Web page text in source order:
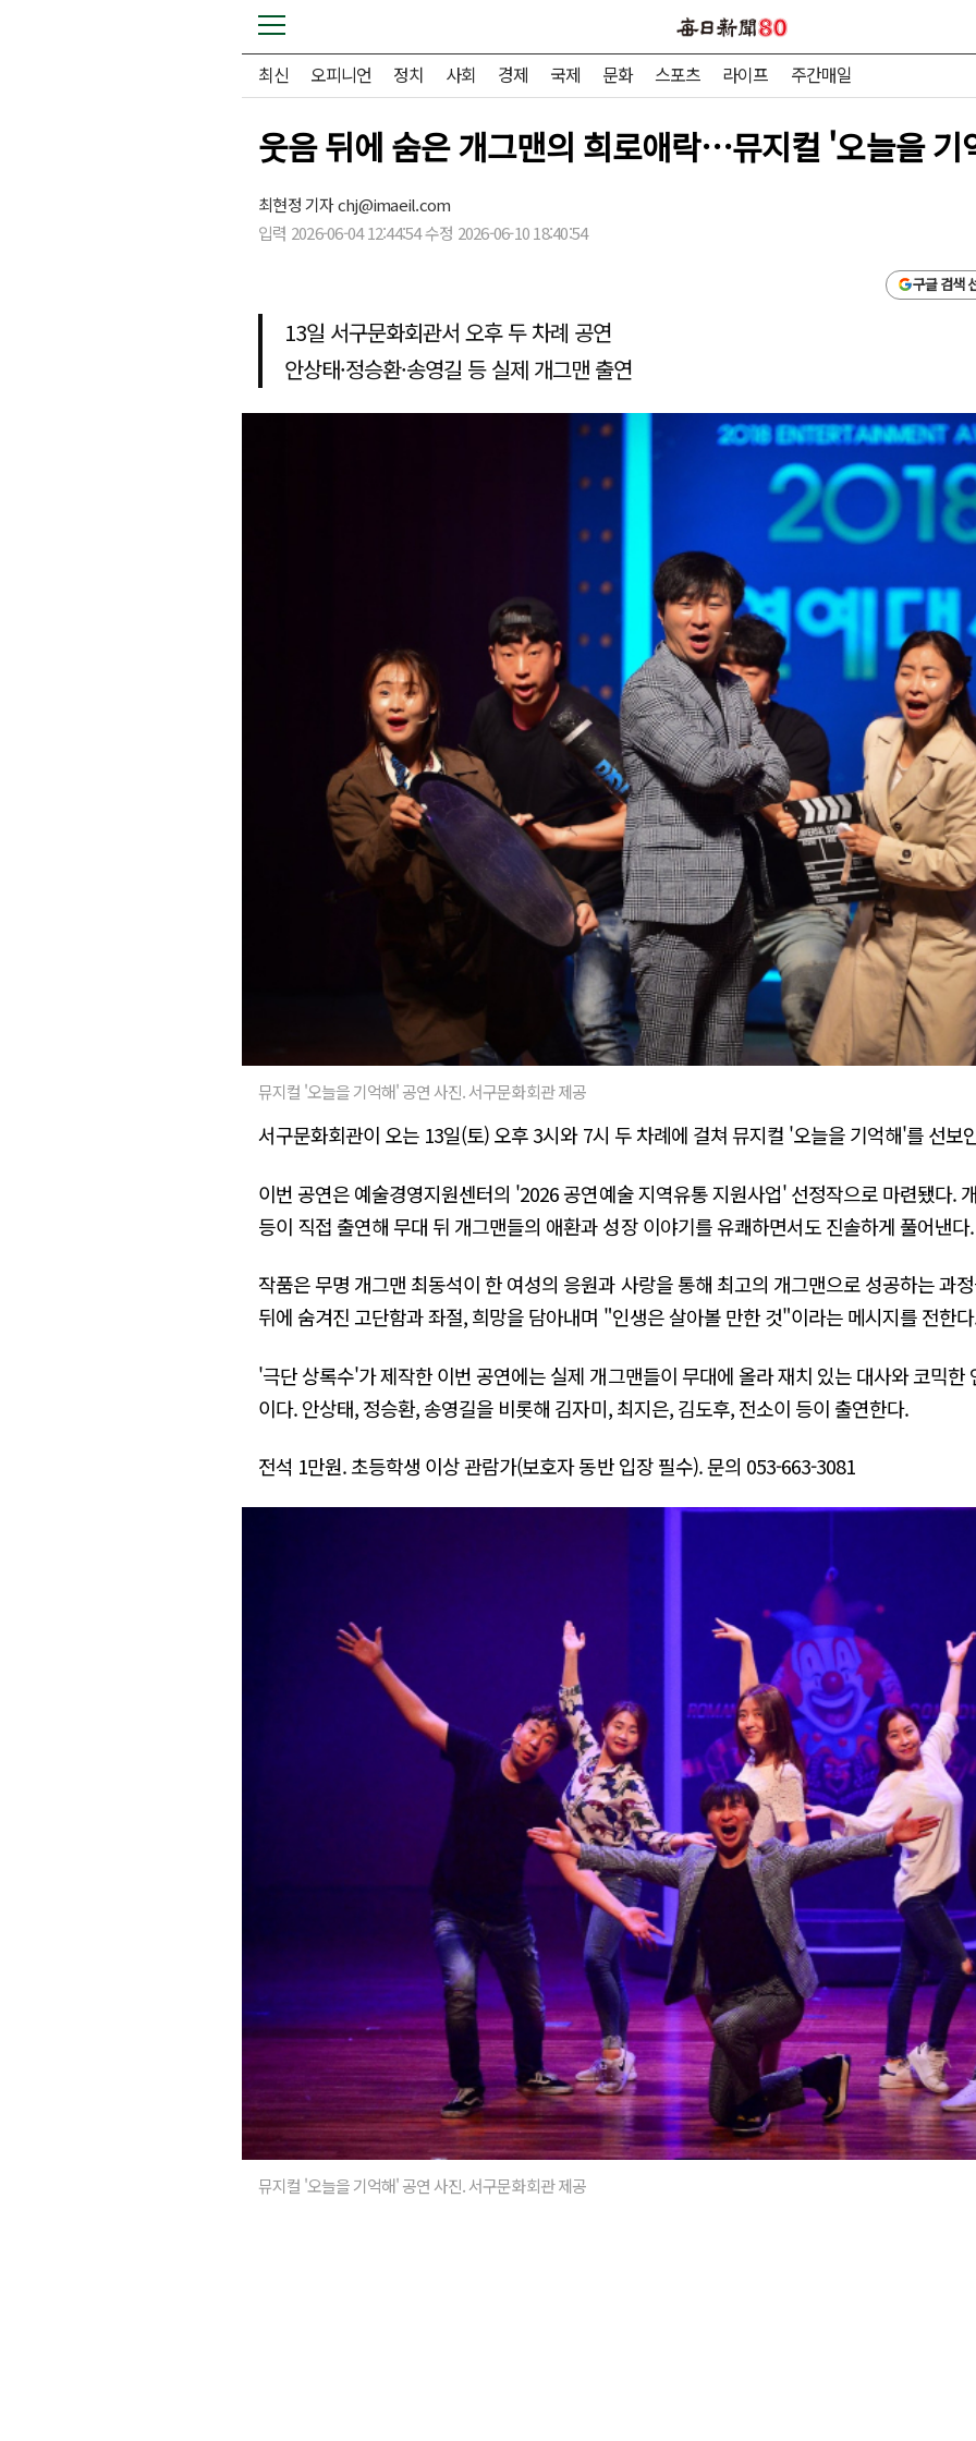
최신 오피니언 정치 사회 경제 국제 문화 스포츠 라이프 주간매일
웃음 뒤에 숨은 개그맨의 희로애락…뮤지컬 '오늘을 기
최현정 기자chj@imaeil.com
입력 2026-06-04 12:44:54 수정 2026-06-10 18:40:54
구글 검색
13일 서구문화회관서 오후 두 차례 공연
안상태·정승환·송영길 등 실제 개그맨 출연
뮤지컬 '오늘을 기억해' 공연 사진. 서구문화회관 제공
서구문화회관이 오는 13일(토) 오후 3시와 7시 두 차례에 걸쳐 뮤지컬 '오늘을 기억해'를 선보
이번 공연은 예술경영지원센터의 '2026 공연예술 지역유통 지원사업' 선정작으로 마련됐다.
등이 직접 출연해 무대 뒤 개그맨들의 애환과 성장 이야기를 유쾌하면서도 진솔하게 풀어낸다.
작품은 무명 개그맨 최동석이 한 여성의 응원과 사랑을 통해 최고의 개그맨으로 성공하는 과
뒤에 숨겨진 고단함과 좌절, 희망을 담아내며 "인생은 살아볼 만한 것"이라는 메시지를 전한
'극단 상록수'가 제작한 이번 공연에는 실제 개그맨들이 무대에 올라 재치 있는 대사와 코믹한
이다. 안상태, 정승환, 송영길을 비롯해 김자미, 최지은, 김도후, 전소이 등이 출연한다.
전석 1만원. 초등학생 이상 관람가(보호자 동반 입장 필수). 문의 053-663-3081
뮤지컬 '오늘을 기억해' 공연 사진. 서구문화회관 제공